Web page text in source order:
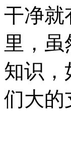
干净就
里，
知识，
们大的